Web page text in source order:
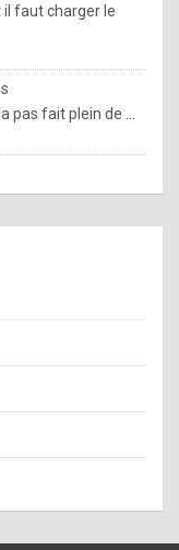
faut charger le
pas fait plein de ...